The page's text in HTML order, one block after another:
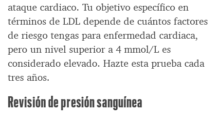
ataque cardiaco. Tu objetivo específico en
términos de LDL depende de cuántos factores
de riesgo tengas para enfermedad cardiaca,
pero un nivel superior a 4 mmol/L es
considerado elevado. Hazte esta prueba cada
tres años.
Revisión de presión sanguínea